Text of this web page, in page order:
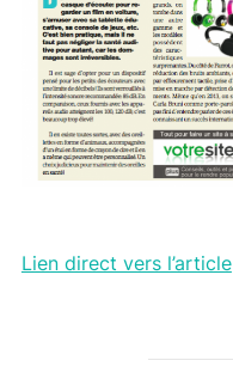
Lien direct vers l’article